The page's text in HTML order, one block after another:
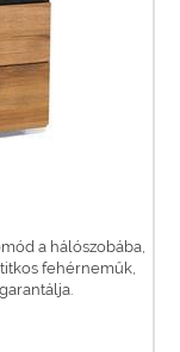
a hálószobába,
fehérneműk,